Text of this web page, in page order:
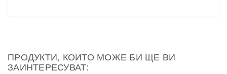
ПРОДУКТИ, КОИТО МОЖЕ БИ ЩЕ ВИ
ЗАИНТЕРЕСУВАТ: